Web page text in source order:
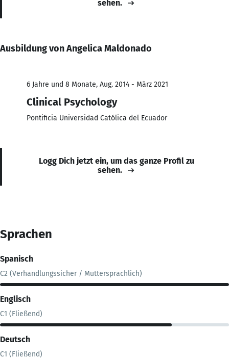
sehen.
Ausbildung von Angelica Maldonado
6 Jahre und 8 Monate, Aug. 2014 - März 2021
Clinical Psychology
Pontificia Universidad Católica del Ecuador
Logg Dich jetzt ein, um das ganze Profil zu
sehen.
Sprachen
Spanisch
C2 (Verhandlungssicher / Muttersprachlich)
Englisch
C1 (Fließend)
Deutsch
C1 (Fließend)